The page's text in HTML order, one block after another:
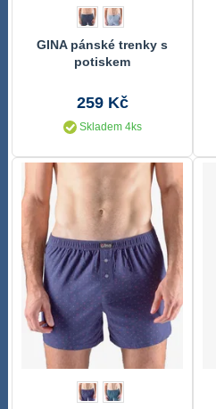
GINA pánské trenky s
potiskem
259 Kč
Skladem 4ks